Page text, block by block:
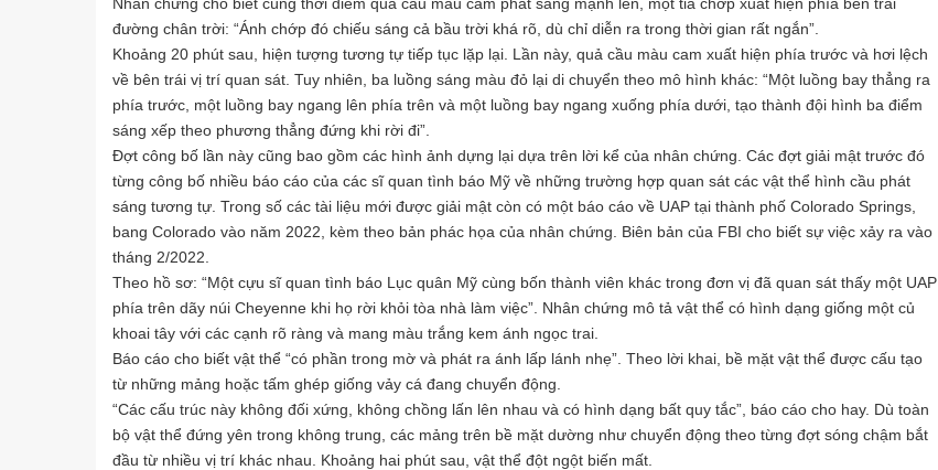
đường chân trời: “Ánh chớp đó chiếu sáng cả bầu trời khá rõ, dù chỉ diễn ra trong thời gian rất ngắn”.
Khoảng 20 phút sau, hiện tượng tương tự tiếp tục lặp lại. Lần này, quả cầu màu cam xuất hiện phía trước và hơi lệch
về bên trái vị trí quan sát. Tuy nhiên, ba luồng sáng màu đỏ lại di chuyển theo mô hình khác: “Một luồng bay thẳng ra
phía trước, một luồng bay ngang lên phía trên và một luồng bay ngang xuống phía dưới, tạo thành đội hình ba điểm
sáng xếp theo phương thẳng đứng khi rời đi”.
Đợt công bố lần này cũng bao gồm các hình ảnh dựng lại dựa trên lời kể của nhân chứng. Các đợt giải mật trước đó
từng công bố nhiều báo cáo của các sĩ quan tình báo Mỹ về những trường hợp quan sát các vật thể hình cầu phát
sáng tương tự. Trong số các tài liệu mới được giải mật còn có một báo cáo về UAP tại thành phố Colorado Springs,
bang Colorado vào năm 2022, kèm theo bản phác họa của nhân chứng. Biên bản của FBI cho biết sự việc xảy ra vào
tháng 2/2022.
Theo hồ sơ: “Một cựu sĩ quan tình báo Lục quân Mỹ cùng bốn thành viên khác trong đơn vị đã quan sát thấy một UAP
phía trên dãy núi Cheyenne khi họ rời khỏi tòa nhà làm việc”. Nhân chứng mô tả vật thể có hình dạng giống một củ
khoai tây với các cạnh rõ ràng và mang màu trắng kem ánh ngọc trai.
Báo cáo cho biết vật thể “có phần trong mờ và phát ra ánh lấp lánh nhẹ”. Theo lời khai, bề mặt vật thể được cấu tạo
từ những mảng hoặc tấm ghép giống vảy cá đang chuyển động.
“Các cấu trúc này không đối xứng, không chồng lấn lên nhau và có hình dạng bất quy tắc”, báo cáo cho hay. Dù toàn
bộ vật thể đứng yên trong không trung, các mảng trên bề mặt dường như chuyển động theo từng đợt sóng chậm bắt
đầu từ nhiều vị trí khác nhau. Khoảng hai phút sau, vật thể đột ngột biến mất.